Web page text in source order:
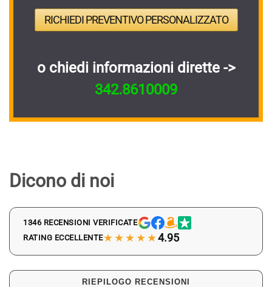
RICHIEDI PREVENTIVO PERSONALIZZATO
o chiedi informazioni dirette ->
342.8610009
Dicono di noi
1346 RECENSIONI VERIFICATE
RATING ECCELLENTE★★★★★4.95
RIEPILOGO RECENSIONI